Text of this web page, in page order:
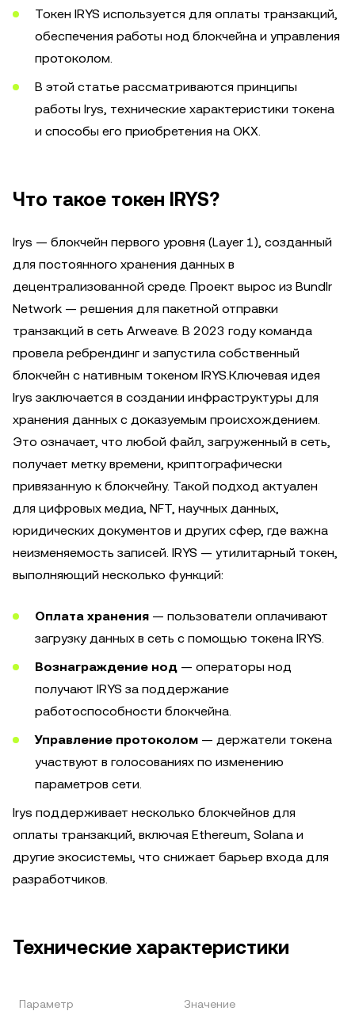
Токен IRYS используется для оплаты транзакций,
обеспечения работы нод блокчейна и управления
протоколом.
В этой статье рассматриваются принципы
работы Irys, технические характеристики токена
и способы его приобретения на OKX.
Что такое токен IRYS?
Irys — блокчейн первого уровня (Layer 1), созданный
для постоянного хранения данных в
децентрализованной среде. Проект вырос из Bundlr
Network — решения для пакетной отправки
транзакций в сеть Arweave. В 2023 году команда
провела ребрендинг и запустила собственный
блокчейн с нативным токеном IRYS.Ключевая идея
Irys заключается в создании инфраструктуры для
хранения данных с доказуемым происхождением.
Это означает, что любой файл, загруженный в сеть,
получает метку времени, криптографически
привязанную к блокчейну. Такой подход актуален
для цифровых медиа, NFT, научных данных,
юридических документов и других сфер, где важна
неизменяемость записей. IRYS — утилитарный токен,
выполняющий несколько функций:
Оплата хранения — пользователи оплачивают
загрузку данных в сеть с помощью токена IRYS.
Вознаграждение нод — операторы нод
получают IRYS за поддержание
работоспособности блокчейна.
Управление протоколом — держатели токена
участвуют в голосованиях по изменению
параметров сети.
Irys поддерживает несколько блокчейнов для
оплаты транзакций, включая Ethereum, Solana и
другие экосистемы, что снижает барьер входа для
разработчиков.
Технические характеристики
Параметр Значение